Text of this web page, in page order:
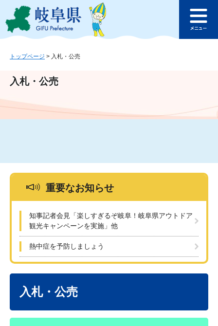
ジ
ュ
文
このページの本文へ
ュ
トップページ > 入札・公売
入札・公売
重要なお知らせ
知事記者会見「楽しすぎるぞ岐阜！岐阜県アウトドア
観光キャンペーンを実施」他
熱中症を予防しましょう
入札・公売